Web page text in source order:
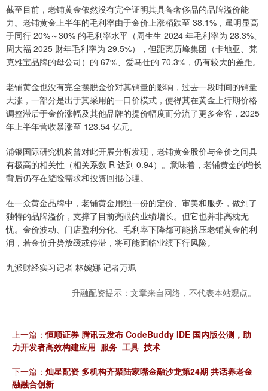
截至目前，老铺黄金依然没有完全证明其具备奢侈品的品牌溢价能
力。老铺黄金上半年的毛利率由于金价上涨稍跌至 38.1%，虽明显高
于同行 20%～30% 的毛利率水平（周生生 2024 年毛利率为 28.3%、
周大福 2025 财年毛利率为 29.5%），但距离历峰集团（卡地亚、梵
克雅宝品牌的母公司）的 67%、爱马仕的 70.3%，仍有较大的差距。
老铺黄金也没有完全摆脱金价对其销量的影响，过去一段时间的销量
大涨，一部分是出于其采用的一口价模式，使得其在黄金上行期价格
调整滞后于金价涨幅及其他品牌的提价幅度而分流了更多金客，2025
年上半年营收暴涨至 123.54 亿元。
浦银国际研究机构曾对此开展分析发现，老铺黄金股价与金价之间具
有极高的相关性（相关系数 R 达到 0.94）。意味着，老铺黄金的增长
背后仍存在避险需求和投资回报心理。
在一众黄金品牌中，老铺黄金用独一份的定价、审美和服务，做到了
独特的品牌溢价，支撑了目前亮眼的业绩增长。但它也并非高枕无
忧。金价波动、门店盈利分化、毛利率下降都可能挤压老铺黄金的利
润，若金价升势放缓或停滞，将可能面临业绩下行风险。
九派财经实习记者 林婉娜 记者万珮
升融配资提示：文章来自网络，不代表本站观点。
上一篇：恒顺证券 腾讯云发布 CodeBuddy IDE 国内版公测，助
力开发者高效构建应用_服务_工具_技术
下一篇： 灿星配资 多机构齐聚陆家嘴金融沙龙第24期 共话养老金
融融合创新